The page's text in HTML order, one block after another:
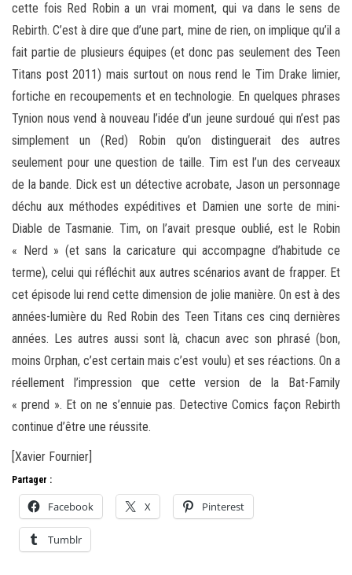
cette fois Red Robin a un vrai moment, qui va dans le sens de
Rebirth. C’est à dire que d’une part, mine de rien, on implique qu’il a
fait partie de plusieurs équipes (et donc pas seulement des Teen
Titans post 2011) mais surtout on nous rend le Tim Drake limier,
fortiche en recoupements et en technologie. En quelques phrases
Tynion nous vend à nouveau l’idée d’un jeune surdoué qui n’est pas
simplement un (Red) Robin qu’on distinguerait des autres
seulement pour une question de taille. Tim est l’un des cerveaux
de la bande. Dick est un détective acrobate, Jason un personnage
déchu aux méthodes expéditives et Damien une sorte de mini-
Diable de Tasmanie. Tim, on l’avait presque oublié, est le Robin
« Nerd » (et sans la caricature qui accompagne d’habitude ce
terme), celui qui réfléchit aux autres scénarios avant de frapper. Et
cet épisode lui rend cette dimension de jolie manière. On est à des
années-lumière du Red Robin des Teen Titans ces cinq dernières
années. Les autres aussi sont là, chacun avec son phrasé (bon,
moins Orphan, c’est certain mais c’est voulu) et ses réactions. On a
réellement l’impression que cette version de la Bat-Family
« prend ». Et on ne s’ennuie pas. Detective Comics façon Rebirth
continue d’être une réussite.
[Xavier Fournier]
Partager :
Facebook X Pinterest
Tumblr